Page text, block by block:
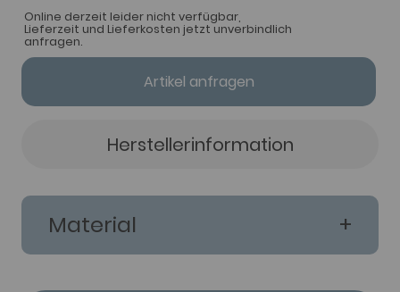
Online derzeit leider nicht verfügbar,
Lieferzeit und Lieferkosten jetzt unverbindlich
anfragen.
Artikel anfragen
Herstellerinformation
Material